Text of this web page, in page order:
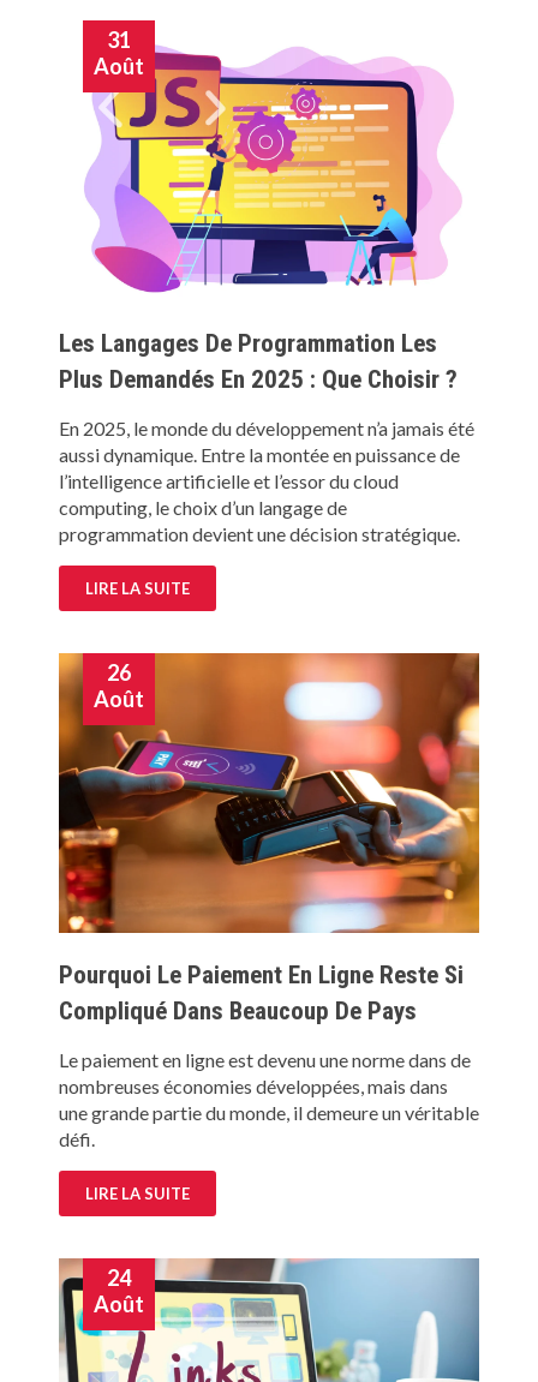
31
Août
Les Langages De Programmation Les
Plus Demandés En 2025 : Que Choisir ?
En 2025, le monde du développement n’a jamais été
aussi dynamique. Entre la montée en puissance de
l’intelligence artificielle et l’essor du cloud
computing, le choix d’un langage de
programmation devient une décision stratégique.
LIRE LA SUITE
26
Août
Pourquoi Le Paiement En Ligne Reste Si
Compliqué Dans Beaucoup De Pays
Le paiement en ligne est devenu une norme dans de
nombreuses économies développées, mais dans
une grande partie du monde, il demeure un véritable
défi.
LIRE LA SUITE
24
Août